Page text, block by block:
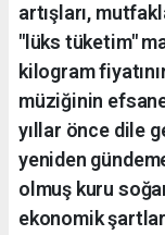
artışları,
"lüks tüketim"
kilogram
müziğinin
yıllar önce dile
yeniden
olmuş kuru
ekonomik